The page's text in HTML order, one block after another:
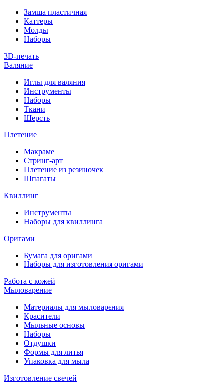
Замша пластичная
Каттеры
Молды
Наборы
3D-печать
Валяние
Иглы для валяния
Инструменты
Наборы
Ткани
Шерсть
Плетение
Макраме
Стринг-арт
Плетение из резиночек
Шпагаты
Квиллинг
Инструменты
Наборы для квиллинга
Оригами
Бумага для оригами
Наборы для изготовления оригами
Работа с кожей
Мыловарение
Материалы для мыловарения
Красители
Мыльные основы
Наборы
Отдушки
Формы для литья
Упаковка для мыла
Изготовление свечей